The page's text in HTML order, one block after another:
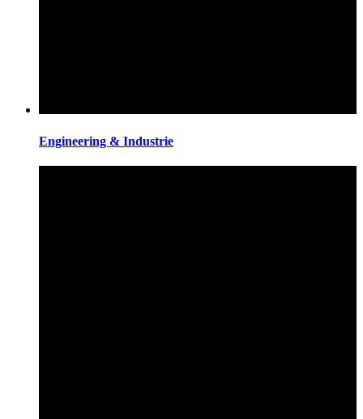
Engineering & Industrie